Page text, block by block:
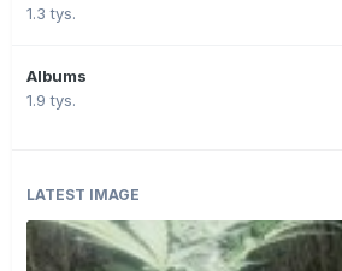
1.3 tys.
Albums
1.9 tys.
LATEST IMAGE